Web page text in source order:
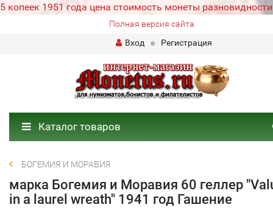
5 копеек 1951 года цена стоимость монеты разновидности
Полная версия сайта
Вход
Регистрация
Каталог товаров
БОГЕМИЯ И МОРАВИЯ
марка Богемия и Моравия 60 геллер
in a laurel wreath" 1941 год Гашение